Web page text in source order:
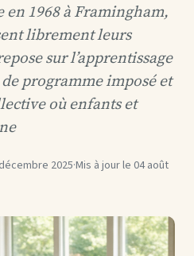
1968 à Framingham,
librement leurs
sur l’apprentissage
programme imposé et
où enfants et
2025·Mis à jour le 04 août